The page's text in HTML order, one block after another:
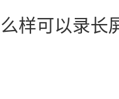
样可以录长